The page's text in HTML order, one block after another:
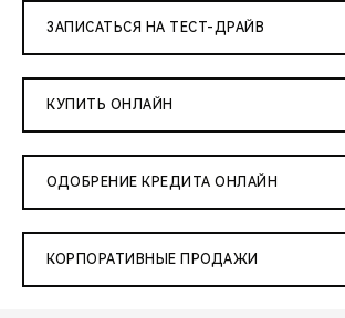
ЗАПИСАТЬСЯ НА ТЕСТ-ДРАЙВ
КУПИТЬ ОНЛАЙН
ОДОБРЕНИЕ КРЕДИТА ОНЛАЙН
КОРПОРАТИВНЫЕ ПРОДАЖИ